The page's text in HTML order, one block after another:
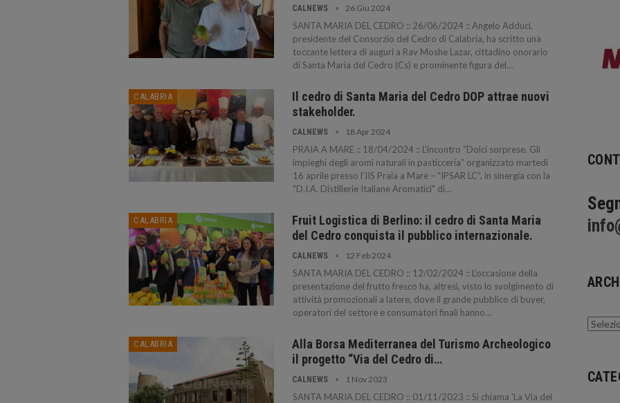
CALNEWS 26 Giu 2024
SANTA MARIA DEL CEDRO :: 26/06/2024 :: Angelo Adduci,
presidente del Consorzio del Cedro di Calabria, ha scritto una
toccante lettera di auguri a Rav Moshe Lazar, cittadino onorario
di Santa Maria del Cedro (Cs) e prominente figura del…
CALABRIA
Il cedro di Santa Maria del Cedro DOP attrae nuovi
stakeholder.
CALNEWS 18 Apr 2024
PRAIA A MARE :: 18/04/2024 :: L'incontro “Dolci sorprese. Gli
impieghi degli aromi naturali in pasticceria” organizzato martedì
16 aprile presso l’IIS Praia a Mare – “IPSAR LC”, in sinergia con la
"D.I.A. Distillerie Italiane Aromatici" di…
CALABRIA
Fruit Logistica di Berlino: il cedro di Santa Maria
del Cedro conquista il pubblico internazionale.
CALNEWS 12 Feb 2024
SANTA MARIA DEL CEDRO :: 12/02/2024 :: L’occasione della
presentazione del frutto fresco ha, altresì, visto lo svolgimento di
attività promozionali a latere, dove il grande pubblico di buyer,
operatori del settore e consumatori finali hanno…
CALABRIA
Alla Borsa Mediterranea del Turismo Archeologico
il progetto “Via del Cedro di…
CALNEWS 1 Nov 2023
SANTA MARIA DEL CEDRO :: 01/11/2023 :: Si chiama 'La Via del
Archivi